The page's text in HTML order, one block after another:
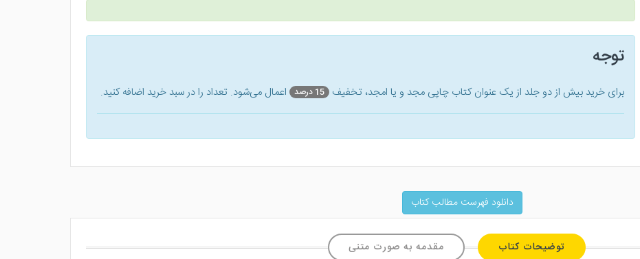
توجه
برای خرید بیش از دو جلد از یک عنوان کتاب‌ چاپی مجد و یا امجد، تخفیف 15 درصد اعمال می‌شود. تعداد را در سبد خرید اضافه کنید.
دانلود فهرست مطالب کتاب
توضیحات کتاب مقدمه به صورت متنی